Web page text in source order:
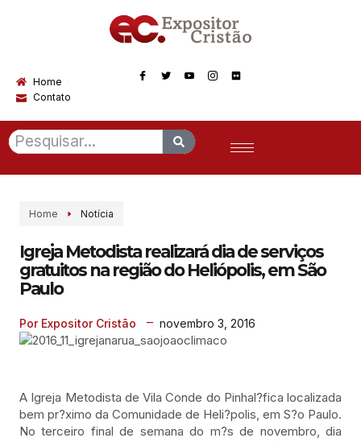
Home
Contato
Home Notícia
Igreja Metodista realizará dia de serviços
gratuitos na região do Heliópolis, em São
Paulo
Por Expositor Cristão novembro 3, 2016
A Igreja Metodista de Vila Conde do Pinhal?fica localizada
bem pr?ximo da Comunidade de Heli?polis, em S?o Paulo.
No terceiro final de semana do m?s de novembro, dia